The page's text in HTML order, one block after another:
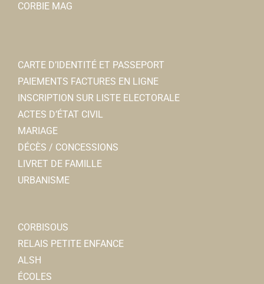
CORBIE MAG
CARTE D’IDENTITÉ ET PASSEPORT
PAIEMENTS FACTURES EN LIGNE
INSCRIPTION SUR LISTE ELECTORALE
ACTES D’ÉTAT CIVIL
MARIAGE
DÉCÈS / CONCESSIONS
LIVRET DE FAMILLE
URBANISME
CORBISOUS
RELAIS PETITE ENFANCE
ALSH
ÉCOLES